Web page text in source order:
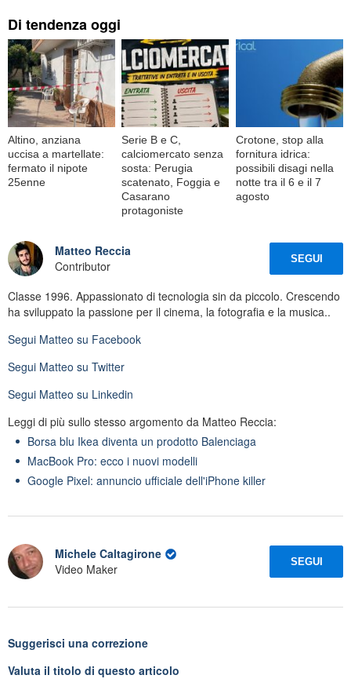
Di tendenza oggi
Altino, anziana
uccisa a martellate:
fermato il nipote
25enne
Serie B e C,
calciomercato senza
sosta: Perugia
scatenato, Foggia e
Casarano
protagoniste
Crotone, stop alla
fornitura idrica:
possibili disagi nella
notte tra il 6 e il 7
agosto
Matteo Reccia
Contributor
SEGUI
Classe 1996. Appassionato di tecnologia sin da piccolo. Crescendo
ha sviluppato la passione per il cinema, la fotografia e la musica..
Segui Matteo su Facebook
Segui Matteo su Twitter
Segui Matteo su Linkedin
Leggi di più sullo stesso argomento da Matteo Reccia:
Borsa blu Ikea diventa un prodotto Balenciaga
MacBook Pro: ecco i nuovi modelli
Google Pixel: annuncio ufficiale dell'iPhone killer
Michele Caltagirone
Video Maker
SEGUI
Suggerisci una correzione
Valuta il titolo di questo articolo